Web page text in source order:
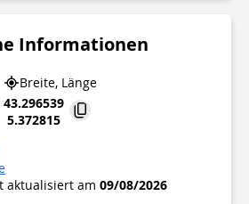
Informationen
Breite, Länge
43.296539
5.372815
aktualisiert am 09/08/2026